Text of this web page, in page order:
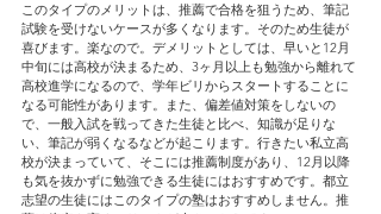
このタイプのメリットは、推薦で合格を狙うため、筆記
試験を受けないケースが多くなります。そのため生徒が
喜びます。楽なので。デメリットとしては、早いと12月
中旬には高校が決まるため、3ヶ月以上も勉強から離れて
高校進学になるので、学年ビリからスタートすることに
なる可能性があります。また、偏差値対策をしないの
で、一般入試を戦ってきた生徒と比べ、知識が足りな
い、筆記が弱くなるなどが起こります。行きたい私立高
校が決まっていて、そこには推薦制度があり、12月以降
も気を抜かずに勉強できる生徒にはおすすめです。都立
志望の生徒にはこのタイプの塾はおすすめしません。推